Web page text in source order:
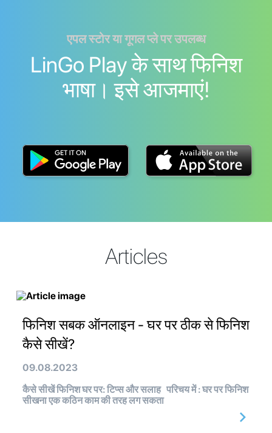
एपल स्टोर या गूगल प्ले पर उपलब्ध
LinGo Play के साथ फिनिश
भाषा। इसे आजमाएं!
Articles
फिनिश सबक ऑनलाइन - घर पर ठीक से फिनिश
कैसे सीखें?
09.08.2023
कैसे सीखें फिनिश घर पर: टिप्स और सलाह परिचय में : घर पर फिनिश
सीखना एक कठिन काम की तरह लग सकता